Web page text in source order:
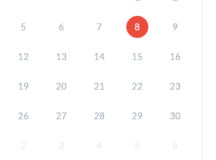
5 6 7 8 9
12 13 14 15 16
19 20 21 22 23
26 27 28 29 30
2 3 4 5 6